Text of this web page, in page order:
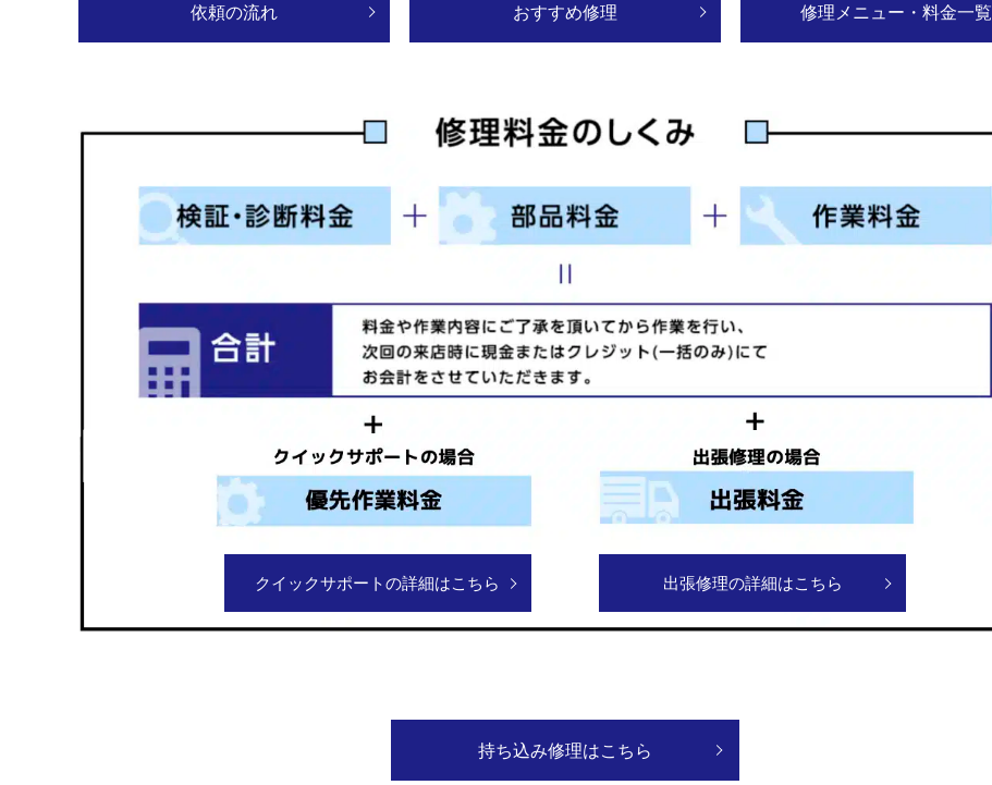
依頼の流れ おすすめ修理 修理メニュー・料金一覧
クイックサポートの詳細はこちら 出張修理の詳細はこちら
持ち込み修理はこちら